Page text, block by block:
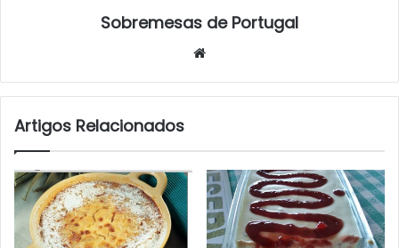
Sobremesas de Portugal
Artigos Relacionados